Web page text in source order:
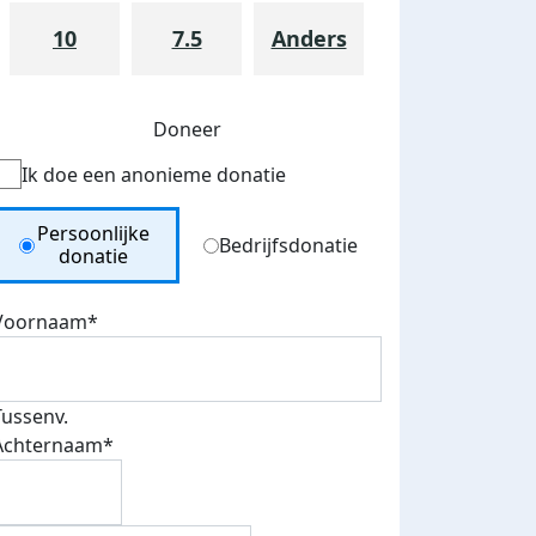
10 7.5 Anders
Doneer
Ik doe een anonieme donatie
Donation Type
Persoonlijke
donatie
Bedrijfsdonatie